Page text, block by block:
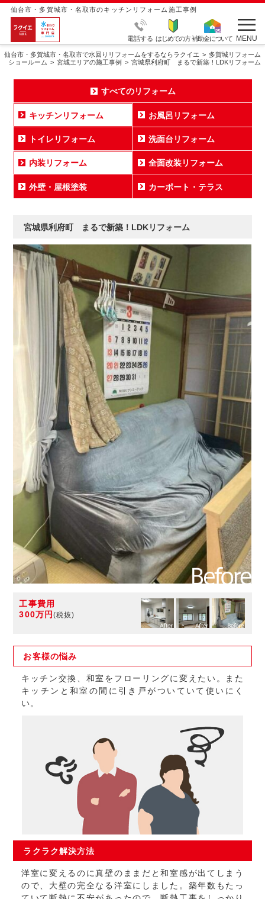
仙台市・多賀城市・名取市のキッチンリフォーム施工事例
電話する はじめての方補助金について MENU
仙台市・多賀城市・名取市で水回りリフォームをするならラクイエ
多賀城リフォーム
ショールーム
宮城エリアの施工事例 宮城県利府町 まるで新築！LDKリフォーム
すべてのリフォーム
キッチンリフォーム お風呂リフォーム
トイレリフォーム 洗面台リフォーム
内装リフォーム 全面改装リフォーム
外壁・屋根塗装 カーポート・テラス
宮城県利府町 まるで新築！LDKリフォーム
工事費用
300万円 (税抜)
お客様の悩み
キッチン交換、和室をフローリングに変えたい。また
キッチンと和室の間に引き戸がついていて使いにく
い。
ラクラク解決方法
洋室に変えるのに真壁のままだと和室感が出てしまう
ので、大壁の完全なる洋室にしました。築年数もたっ